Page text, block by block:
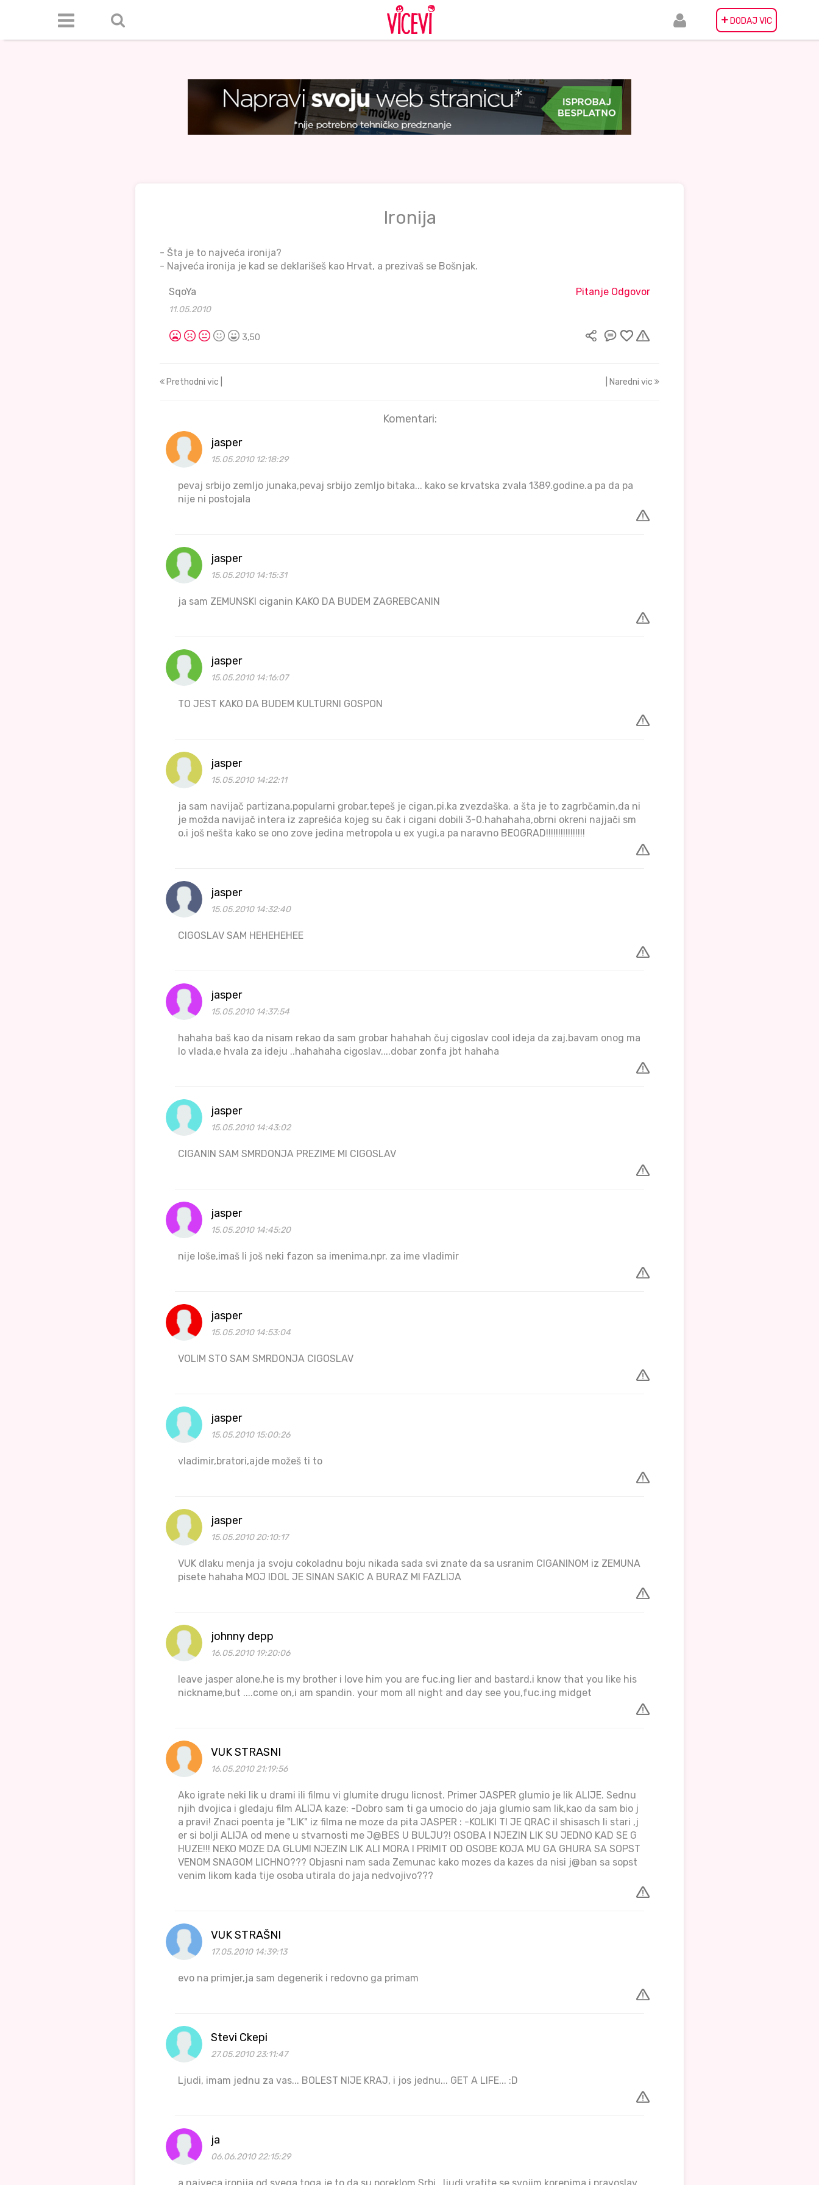
+ DODAJ VIC
Ironija
- Šta je to najveća ironija?
- Najveća ironija je kad se deklarišeš kao Hrvat, a prezivaš se Bošnjak.
SqoYa
11.05.2010
Pitanje Odgovor
3,50
Prethodni vic | | Naredni vic
Komentari:
jasper
15.05.2010 12:18:29
pevaj srbijo zemljo junaka,pevaj srbijo zemljo bitaka... kako se krvatska zvala 1389.godine.a pa da pa
nije ni postojala
jasper
15.05.2010 14:15:31
ja sam ZEMUNSKI ciganin KAKO DA BUDEM ZAGREBCANIN
jasper
15.05.2010 14:16:07
TO JEST KAKO DA BUDEM KULTURNI GOSPON
jasper
15.05.2010 14:22:11
ja sam navijač partizana,popularni grobar,tepeš je cigan,pi.ka zvezdaška. a šta je to zagrbčamin,da ni
je možda navijač intera iz zaprešića kojeg su čak i cigani dobili 3-0.hahahaha,obrni okreni najjači sm
o.i još nešta kako se ono zove jedina metropola u ex yugi,a pa naravno BEOGRAD!!!!!!!!!!!!!!!!
jasper
15.05.2010 14:32:40
CIGOSLAV SAM HEHEHEHEE
jasper
15.05.2010 14:37:54
hahaha baš kao da nisam rekao da sam grobar hahahah čuj cigoslav cool ideja da zaj.bavam onog ma
lo vlada,e hvala za ideju ..hahahaha cigoslav....dobar zonfa jbt hahaha
jasper
15.05.2010 14:43:02
CIGANIN SAM SMRDONJA PREZIME MI CIGOSLAV
jasper
15.05.2010 14:45:20
nije loše,imaš li još neki fazon sa imenima,npr. za ime vladimir
jasper
15.05.2010 14:53:04
VOLIM STO SAM SMRDONJA CIGOSLAV
jasper
15.05.2010 15:00:26
vladimir,bratori,ajde možeš ti to
jasper
15.05.2010 20:10:17
VUK dlaku menja ja svoju cokoladnu boju nikada sada svi znate da sa usranim CIGANINOM iz ZEMUNA
pisete hahaha MOJ IDOL JE SINAN SAKIC A BURAZ MI FAZLIJA
johnny depp
16.05.2010 19:20:06
leave jasper alone,he is my brother i love him you are fuc.ing lier and bastard.i know that you like his
nickname,but ....come on,i am spandin. your mom all night and day see you,fuc.ing midget
VUK STRASNI
16.05.2010 21:19:56
Ako igrate neki lik u drami ili filmu vi glumite drugu licnost. Primer JASPER glumio je lik ALIJE. Sednu
njih dvojica i gledaju film ALIJA kaze: -Dobro sam ti ga umocio do jaja glumio sam lik,kao da sam bio j
a pravi! Znaci poenta je "LIK" iz filma ne moze da pita JASPER : -KOLIKI TI JE QRAC il shisasch li stari ,j
er si bolji ALIJA od mene u stvarnosti me J@BES U BULJU?! OSOBA I NJEZIN LIK SU JEDNO KAD SE G
HUZE!!! NEKO MOZE DA GLUMI NJEZIN LIK ALI MORA I PRIMIT OD OSOBE KOJA MU GA GHURA SA SOPST
VENOM SNAGOM LICHNO??? Objasni nam sada Zemunac kako mozes da kazes da nisi j@ban sa sopst
venim likom kada tije osoba utirala do jaja nedvojivo???
VUK STRAŠNI
17.05.2010 14:39:13
evo na primjer,ja sam degenerik i redovno ga primam
Stevi Ckepi
27.05.2010 23:11:47
Ljudi, imam jednu za vas... BOLEST NIJE KRAJ, i jos jednu... GET A LIFE... :D
ja
06.06.2010 22:15:29